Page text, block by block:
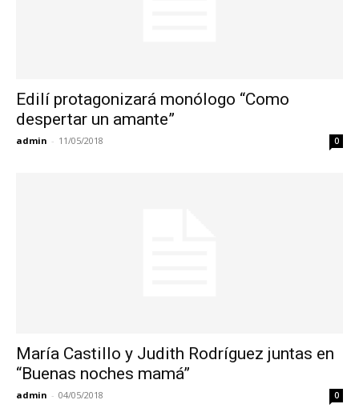
Edilí protagonizará monólogo “Como
despertar un amante”
admin - 11/05/2018 0
María Castillo y Judith Rodríguez juntas en
“Buenas noches mamá”
admin - 04/05/2018 0